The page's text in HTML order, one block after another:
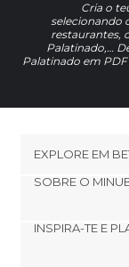
Cria o
selecionando
restaurantes,
Palatinado,…
Palatinado em
EXPLORE EM
SOBRE O
Cookies
INSPIRA-TE E